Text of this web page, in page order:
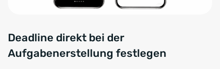
Deadline direkt bei der
Aufgabenerstellung festlegen